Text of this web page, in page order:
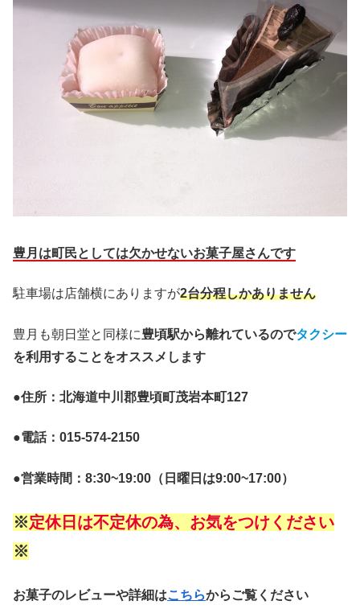
豊月は町民としては欠かせないお菓子屋さんです
駐車場は店舗横にありますが2台分程しかありません
豊月も朝日堂と同様に豊頃駅から離れているのでタクシー
を利用することをオススメします
●住所：北海道中川郡豊頃町茂岩本町127
●電話：015-574-2150
●営業時間：8:30~19:00（日曜日は9:00~17:00）
※定休日は不定休の為、お気をつけください
※
お菓子のレビューや詳細はこちらからご覧ください